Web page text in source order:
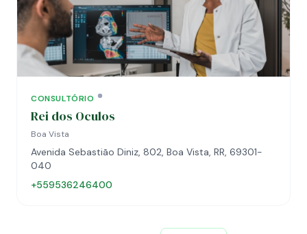
CONSULTÓRIO
Rei dos Oculos
Boa Vista
Avenida Sebastião Diniz, 802, Boa Vista, RR, 69301-
040
+559536246400